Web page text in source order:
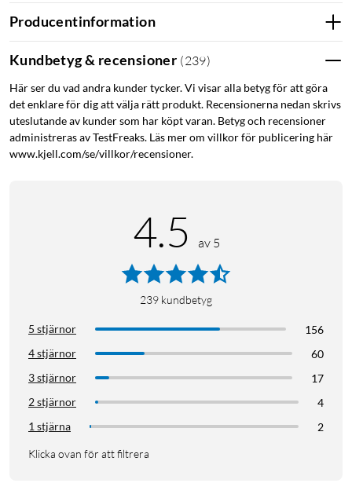
Producentinformation
Kundbetyg & recensioner (239)
Här ser du vad andra kunder tycker. Vi visar alla betyg för att göra
det enklare för dig att välja rätt produkt. Recensionerna nedan skrivs
uteslutande av kunder som har köpt varan. Betyg och recensioner
administreras av TestFreaks. Läs mer om villkor för publicering här
www.kjell.com/se/villkor/recensioner.
4.5 av 5
239 kundbetyg
5 stjärnor
156
4 stjärnor
60
3 stjärnor
17
2 stjärnor
4
1 stjärna
2
Klicka ovan för att filtrera